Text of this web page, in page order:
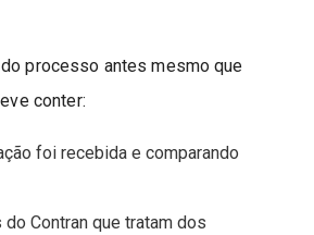
processo antes mesmo que
conter:
foi recebida e comparando
Contran que tratam dos